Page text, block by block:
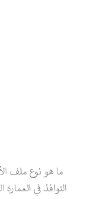
ما هو نوع ملف
النوافذ في